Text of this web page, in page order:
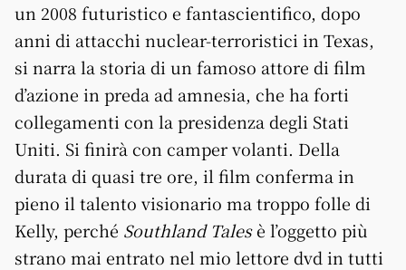
un 2008 futuristico e fantascientifico, dopo
anni di attacchi nuclear-terroristici in Texas,
si narra la storia di un famoso attore di film
d’azione in preda ad amnesia, che ha forti
collegamenti con la presidenza degli Stati
Uniti. Si finirà con camper volanti. Della
durata di quasi tre ore, il film conferma in
pieno il talento visionario ma troppo folle di
Kelly, perché Southland Talesè l’oggetto più
strano mai entrato nel mio lettore dvd in tutti